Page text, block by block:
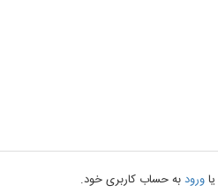
یاورودبه حساب کاربری خود.